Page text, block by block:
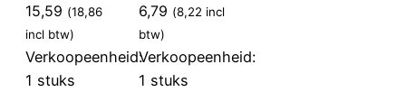
15,59 (18,86
incl btw)
Verkoopeenheid:
1 stuks
6,79 (8,22 incl
btw)
Verkoopeenheid:
1 stuks